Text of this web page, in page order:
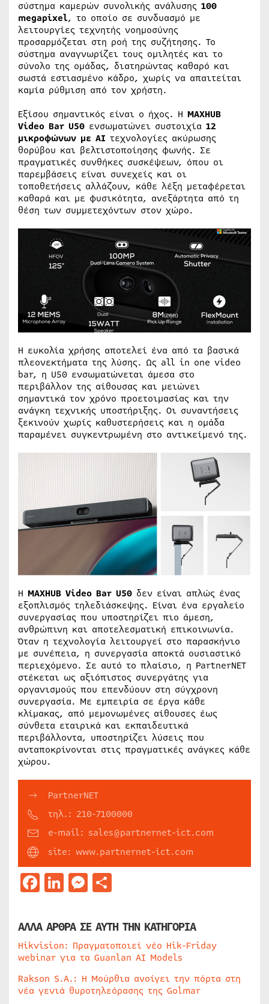
σύστημα καμερών συνολικής ανάλυσης 100
megapixel, το οποίο σε συνδυασμό με
λειτουργίες τεχνητής νοημοσύνης
προσαρμόζεται στη ροή της συζήτησης. Το
σύστημα αναγνωρίζει τους ομιλητές και το
σύνολο της ομάδας, διατηρώντας καθαρό και
σωστά εστιασμένο κάδρο, χωρίς να απαιτείται
καμία ρύθμιση από τον χρήστη.
Εξίσου σημαντικός είναι ο ήχος. Η MAXHUB
Video Bar U50 ενσωματώνει συστοιχία 12
μικροφώνων με AI τεχνολογίες ακύρωσης
θορύβου και βελτιστοποίησης φωνής. Σε
πραγματικές συνθήκες συσκέψεων, όπου οι
παρεμβάσεις είναι συνεχείς και οι
τοποθετήσεις αλλάζουν, κάθε λέξη μεταφέρεται
καθαρά και με φυσικότητα, ανεξάρτητα από τη
θέση των συμμετεχόντων στον χώρο.
Η ευκολία χρήσης αποτελεί ένα από τα βασικά
πλεονεκτήματα της λύσης. Ως all in one video
bar, η U50 ενσωματώνεται άμεσα στο
περιβάλλον της αίθουσας και μειώνει
σημαντικά τον χρόνο προετοιμασίας και την
ανάγκη τεχνικής υποστήριξης. Οι συναντήσεις
ξεκινούν χωρίς καθυστερήσεις και η ομάδα
παραμένει συγκεντρωμένη στο αντικείμενό της.
Η MAXHUB Video Bar U50 δεν είναι απλώς ένας
εξοπλισμός τηλεδιάσκεψης. Είναι ένα εργαλείο
συνεργασίας που υποστηρίζει πιο άμεση,
ανθρώπινη και αποτελεσματική επικοινωνία.
Όταν η τεχνολογία λειτουργεί στο παρασκήνιο
με συνέπεια, η συνεργασία αποκτά ουσιαστικό
περιεχόμενο. Σε αυτό το πλαίσιο, η PartnerNET
στέκεται ως αξιόπιστος συνεργάτης για
οργανισμούς που επενδύουν στη σύγχρονη
συνεργασία. Με εμπειρία σε έργα κάθε
κλίμακας, από μεμονωμένες αίθουσες έως
σύνθετα εταιρικά και εκπαιδευτικά
περιβάλλοντα, υποστηρίζει λύσεις που
ανταποκρίνονται στις πραγματικές ανάγκες κάθε
χώρου.
PartnerNET
τηλ.: 210-7100000
e-mail: sales@partnernet-ict.com
site: www.partnernet-ict.com
Facebook
LinkedIn
Messenger
ΑΛΛΑ ΑΡΘΡΑ ΣΕ ΑΥΤΗ ΤΗΝ ΚΑΤΗΓΟΡΙΑ
Hikvision: Πραγματοποιεί νέο Hik-Friday
webinar για τα Guanlan AI Models
Rakson S.A.: Η Μούρθια ανοίγει την πόρτα στη
νέα γενιά θυροτηλεόρασης της Golmar